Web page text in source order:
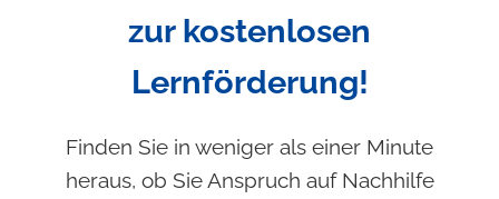
zur kostenlosen
Lernförderung!
Finden Sie in weniger als einer Minute
heraus, ob Sie Anspruch auf Nachhilfe